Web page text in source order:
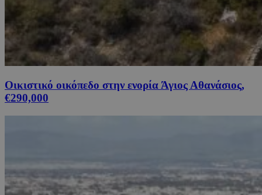
Οικιστικό οικόπεδο στην ενορία Άγιος Αθανάσιος,
€290,000